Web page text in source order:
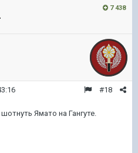
7 438
#18
Ямато на Гангуте.